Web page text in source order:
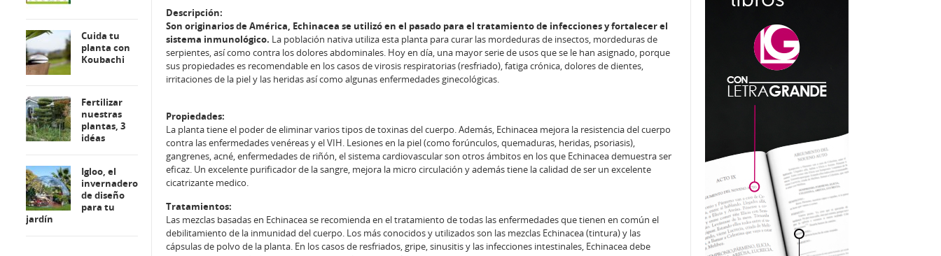
Descripción:
Son originarios de América, Echinacea se utilizó en el pasado para el tratamiento de infecciones y fortalecer el
sistema inmunológico. La población nativa utiliza esta planta para curar las mordeduras de insectos, mordeduras de
serpientes, así como contra los dolores abdominales. Hoy en día, una mayor serie de usos que se le han asignado, porque
sus propiedades es recomendable en los casos de virosis respiratorias (resfriado), fatiga crónica, dolores de dientes,
irritaciones de la piel y las heridas así como algunas enfermedades ginecológicas.
Propiedades:
La planta tiene el poder de eliminar varios tipos de toxinas del cuerpo. Además, Echinacea mejora la resistencia del cuerpo
contra las enfermedades venéreas y el VIH. Lesiones en la piel (como forúnculos, quemaduras, heridas, psoriasis),
gangrenes, acné, enfermedades de riñón, el sistema cardiovascular son otros ámbitos en los que Echinacea demuestra ser
eficaz. Un excelente purificador de la sangre, mejora la micro circulación y además tiene la calidad de ser un excelente
cicatrizante medico.
Tratamientos:
Las mezclas basadas en Echinacea se recomienda en el tratamiento de todas las enfermedades que tienen en común el
debilitamiento de la inmunidad del cuerpo. Los más conocidos y utilizados son las mezclas Echinacea (tintura) y las
cápsulas de polvo de la planta. En los casos de resfriados, gripe, sinusitis y las infecciones intestinales, Echinacea debe
Cuida tu
planta con
Koubachi
Fertilizar
nuestras
plantas, 3
idéas
Igloo, el
invernadero
de diseño
para tu
jardín